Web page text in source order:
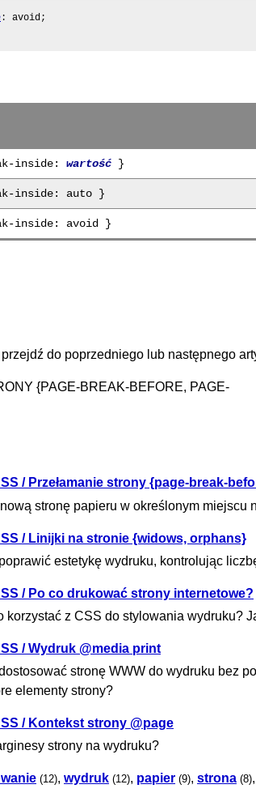
: avoid;
inside: wartość }
inside: auto }
inside: avoid }
do poprzedniego lub następnego
{PAGE-BREAK-BEFORE, PAGE-
/ Przełamanie strony {page-break-
stronę papieru w określonym miejscu
/ Linijki na stronie {widows, orphans}
estetykę wydruku, kontrolując
/ Po co drukować strony internetowe?
korzystać z CSS do stylowania wydruku?
/ Wydruk @media print
stronę WWW do wydruku bez
elementy strony?
/ Kontekst strony @page
strony na wydruku?
(12), wydruk (12), papier (9), strona (8),